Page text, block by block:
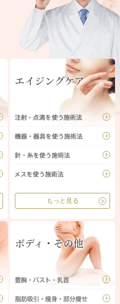
エイジングケア
もっと見る
ボディ・その他